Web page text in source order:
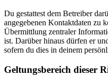
Du gestattest dem Betreiber
angegebenen Kontaktdaten zu
Übermittlung zentraler
ist. Darüber hinaus dürfen er
sofern du dies in deinem
Geltungsbereich dieser